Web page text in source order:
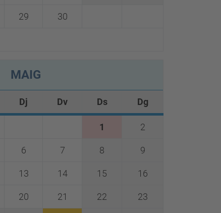
29 30
MAIG
Dj Dv Ds Dg
1 2
6 7 8 9
13 14 15 16
20 21 22 23